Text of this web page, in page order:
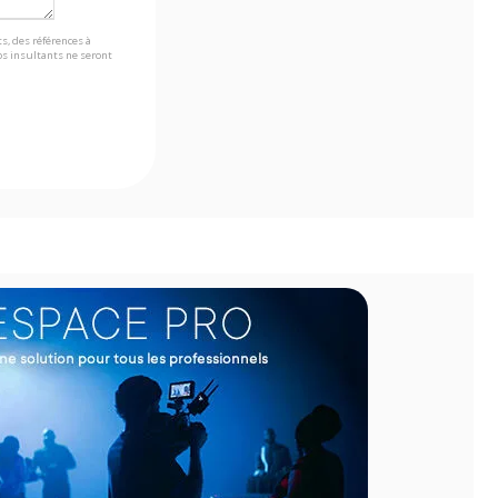
des références à
insultants ne seront